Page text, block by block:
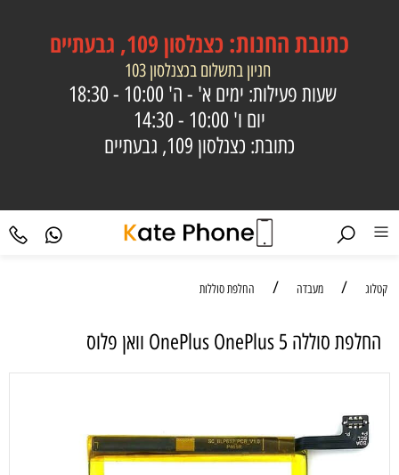
כתובתהחנות: כצנלסון 109, גבעתיים
חניון בתשלום בכצנלסון 103
שעות פעילות: ימים א' - ה' 10:00 - 18:30
יום ו' 10:00 - 14:30
כתובת: כצנלסון 109, גבעתיים
קטלוג / מעבדה / החלפת סוללות
‏החלפת סוללה OnePlus OnePlus 5 וואן פלוס